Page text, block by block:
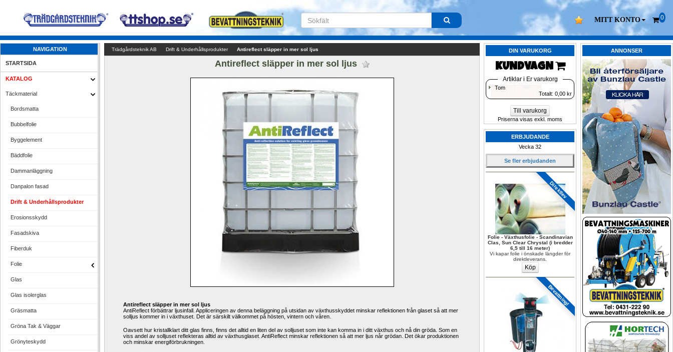
MITT KONTO 0
NAVIGATION
STARTSIDA
KATALOG
Täckmaterial
Bordsmatta
Bubbelfolie
Byggelement
Bäddfolie
Dammanläggning
Danpalon fasad
Drift & Underhållsprodukter
Erosionsskydd
Fasadskiva
Fiberduk
Folie
Glas
Glas isolerglas
Gräsmatta
Gröna Tak & Väggar
Grönyteskydd
ANNONSER
DIN VARUKORG
KUNDVAGN
Artiklar i Er varukorg
Tom
Totalt: 0,00 kr
Till varukorg
Priserna visas exkl. moms
ERBJUDANDE
Vecka 32
Se fler erbjudanden
Direktlev
Folie - Växthusfolie - Scandinavian
Clas, Sun Clear Chrystal (i bredder
6,5 till 16 meter)
Vi kapar folie i önskade längder för
direktleverans.
Bevattning!
Trädgårdsteknik AB Drift & Underhållsprodukter Antireflect släpper in mer sol ljus
Antireflect släpper in mer sol ljus
Antireflect släpper in mer sol ljus
AntiReflect förbättrar ljusinfall. Appliceringen av denna beläggning på utsidan av växthusskyddet minskar reflektionen från glaset så att mer
solljus kommer in i växthuset. Det är särskilt välkommet på hösten, vintern och våren.
Oavsett hur kristallklart ditt glas finns, finns det alltid en liten del av solljuset som inte kan komma in i ditt växthus och nå din gröda. Som en
viss andel av solljuset reflekteras alltid av växthusglaset. AntiReflect minskar reflektionen så att mer ljus når grödan. Det ökar produktionen
och minskar energiförbrukningen.